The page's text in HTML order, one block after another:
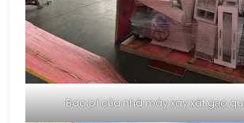
Bao bì của nhà máy xay xát gạo